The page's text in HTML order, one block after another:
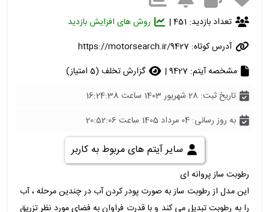
تعداد بازدید: 451 |
روش های افزایش بازدید
آدرس کوتاه: https://motorsearch.ir/9427
مشخصه آیتم: 9427 |
گزارش تخلف (5 امتیاز)
تاریخ ثبت: 28 شهریور 1403 ساعت 16:24:38
به روز رسانی: 04 مرداد 1405 ساعت 20:52:06
سایر آیتم های مربوط به کاربر
رطوبت ساز پروانه ای
این مدل از رطوبت ساز به صورت پودر کردن آب در چندین مرحله ، آب
را به رطوبت تبدیل می کند و با قدرت فراوان به فضای مورد نظر تزریق